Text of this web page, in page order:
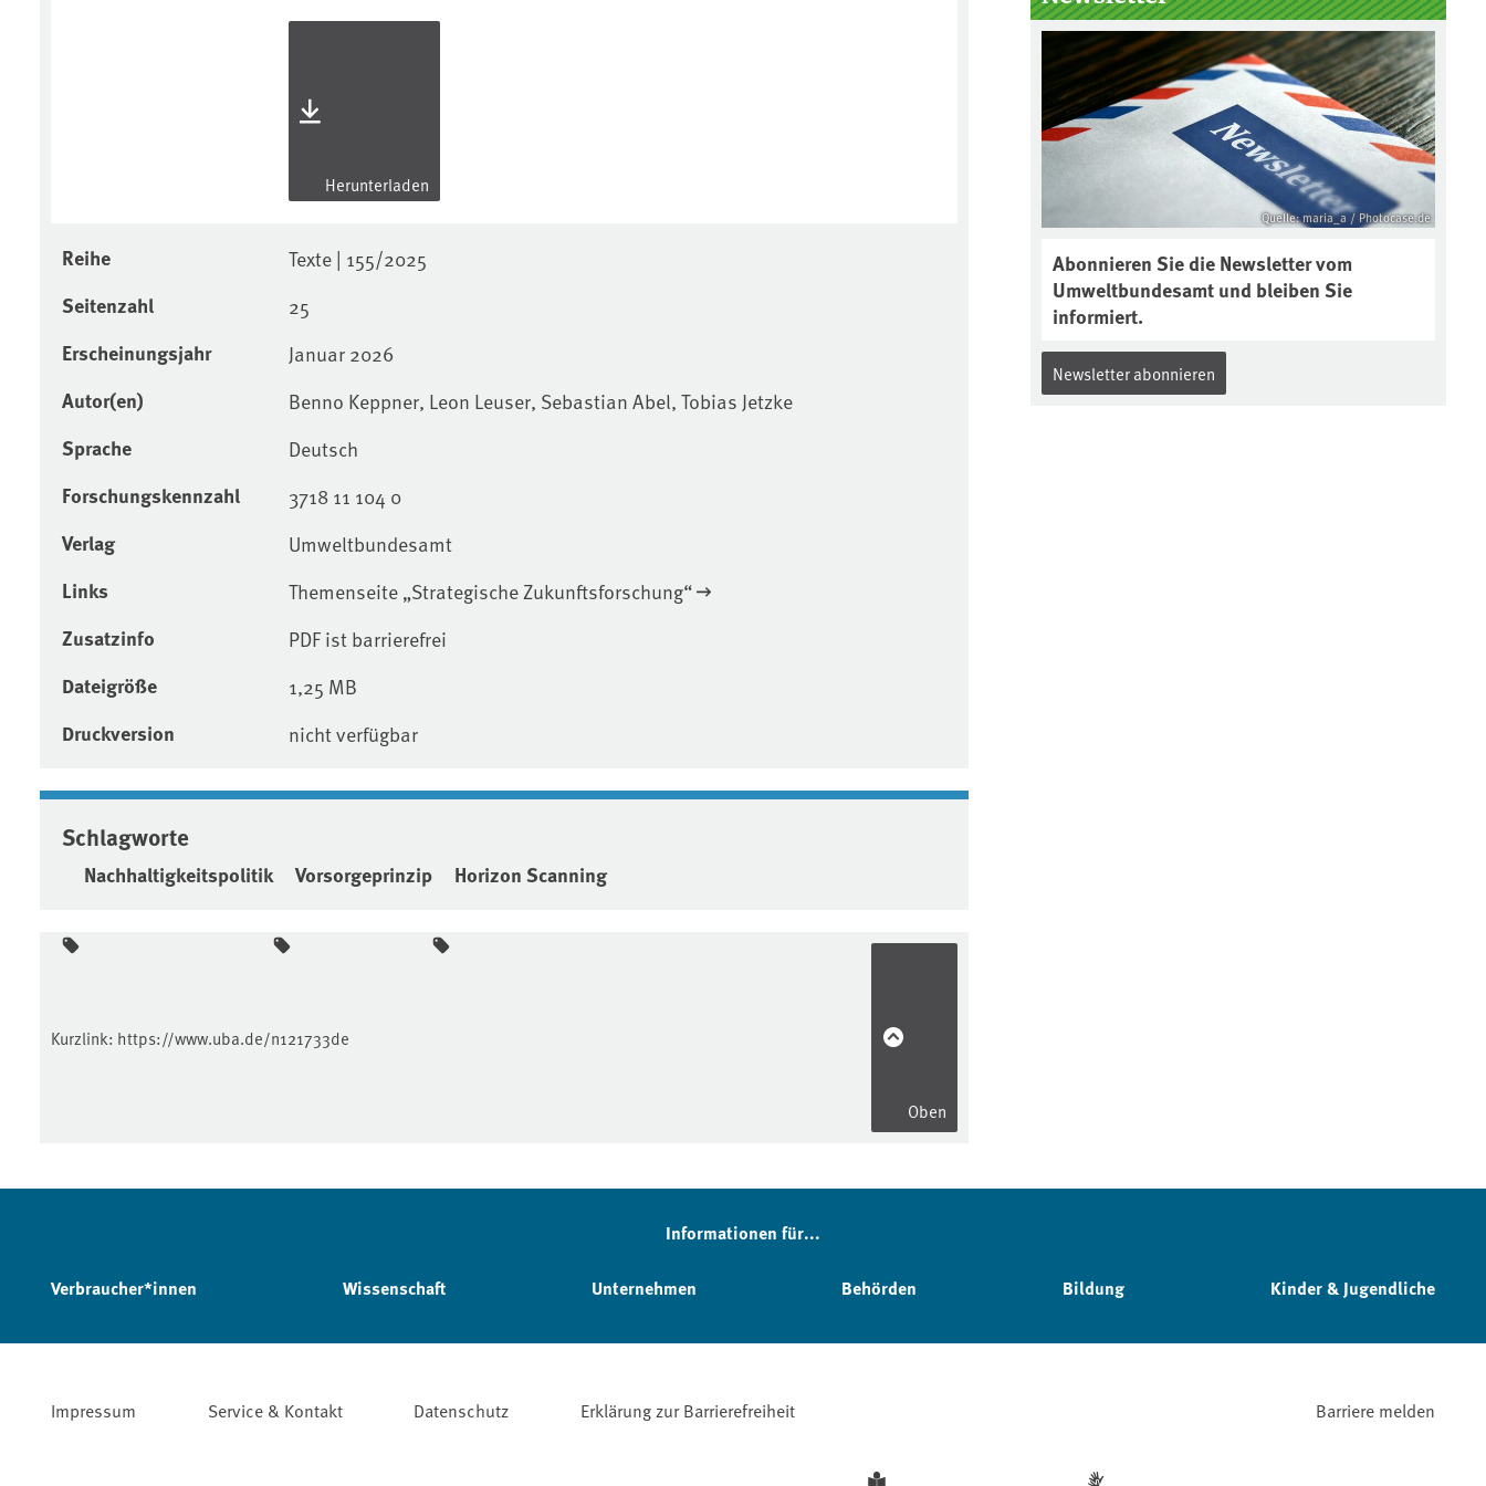
Herunterladen
Reihe Texte | 155/2025
Seitenzahl 25
Erscheinungsjahr Januar 2026
Autor(en) Benno Keppner, Leon Leuser, Sebastian Abel, Tobias Jetzke
Sprache Deutsch
Forschungskennzahl 3718 11 104 0
Verlag Umweltbundesamt
Links Themenseite „Strategische Zukunftsforschung“
Zusatzinfo PDF ist barrierefrei
Dateigröße 1,25 MB
Druckversion nicht verfügbar
Schlagworte
Nachhaltigkeitspolitik Vorsorgeprinzip Horizon Scanning
Boden des Jahres ausgewählt und
was passiert eigentlich während
eines solchen Bodenjahres? Infos
dazu gibt es im aktuellen Podcast
„Soilcast“. Jetzt reinhören:
https://soilcast.de/interview/sc20
2-interview-die-kuer-der-krume/
Quelle: maria_a / Photocase.de
Abonnieren Sie die Newsletter vom
Umweltbundesamt und bleiben Sie
informiert.
Newsletter abonnieren
Kurzlink: https://www.uba.de/n121733de
Oben
Informationen für...
Verbraucher*innen Wissenschaft Unternehmen Behörden Bildung Kinder & Jugendliche
Impressum Service & Kontakt Datenschutz Erklärung zur Barrierefreiheit Barriere melden